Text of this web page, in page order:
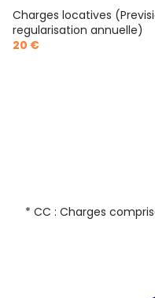
Charges locatives
regularisation annuelle)
20 €
* CC : Charges